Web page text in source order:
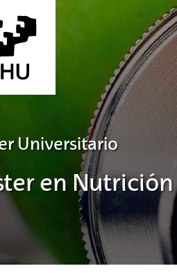
Universitario
en Nutrición